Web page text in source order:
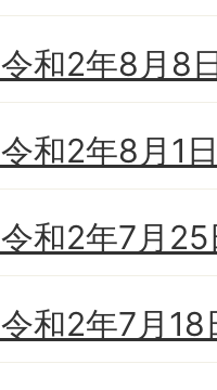
和2年8月8
和2年8月1
和2年7月
和2年7月